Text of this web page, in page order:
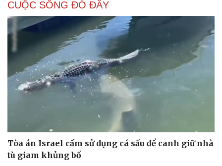
CUỘC SỐNG ĐÓ ĐÂY
Tòa án Israel cấm sử dụng cá sấu để canh giữ nhà
tù giam khủng bố